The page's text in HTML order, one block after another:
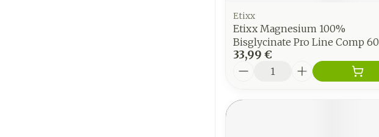
Etixx
Etixx Magnesium 100%
Bisglycinate Pro Line Comp 60
33,99 €
Quantité